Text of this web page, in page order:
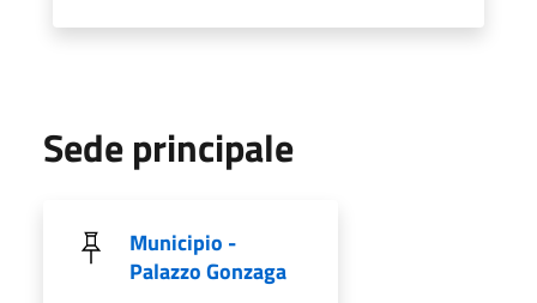
Sede principale
Municipio -
Palazzo Gonzaga